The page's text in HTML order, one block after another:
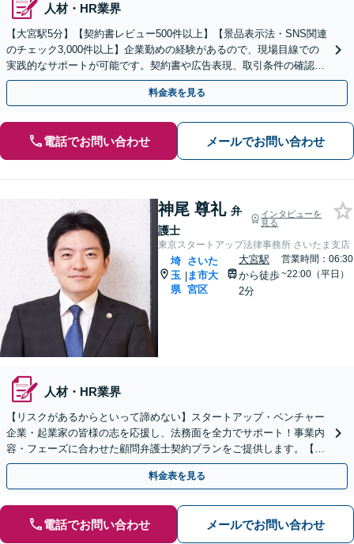
人材・HR業界
【大宮駅5分】【契約書レビュー500件以上】【景品表示法・SNS関連
のチェック3,000件以上】企業勤めの経験があるので、現場目線での
実践的なサポートが可能です。契約書や広告表現、取引条件の確認な
ど、事業を守るためにもぜひご相談ください。
料金表を見る
電話でお問い合わせ メールでお問い合わせ
神尾 尊礼 弁
護士
インタビューを
見る
東京スタートアップ法律事務所 さいたま支店
埼
玉
県
|
さいた
ま市大
宮区
大宮駅
から徒歩
2分
営業時間：06:30
~22:00（平日）
人材・HR業界
【リスクがあるからといって諦めない】スタートアップ・ベンチャー
企業・起業家の皆様の志を応援し、法務面を全力でサポート！事業内
容・フェーズに合わせた顧問弁護士契約プランをご提供します。【顧
問契約／企業法務】
料金表を見る
電話でお問い合わせ メールでお問い合わせ